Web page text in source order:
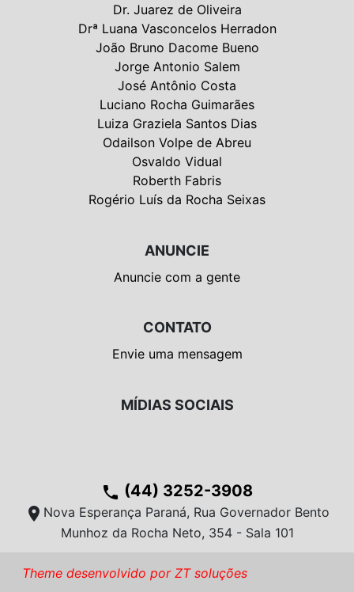
Dr. Juarez de Oliveira
Drª Luana Vasconcelos Herradon
João Bruno Dacome Bueno
Jorge Antonio Salem
José Antônio Costa
Luciano Rocha Guimarães
Luiza Graziela Santos Dias
Odailson Volpe de Abreu
Osvaldo Vidual
Roberth Fabris
Rogério Luís da Rocha Seixas
ANUNCIE
Anuncie com a gente
CONTATO
Envie uma mensagem
MÍDIAS SOCIAIS
phone (44) 3252-3908
location_on Nova Esperança Paraná, Rua Governador Bento
Munhoz da Rocha Neto, 354 - Sala 101
Theme desenvolvido por ZT soluções